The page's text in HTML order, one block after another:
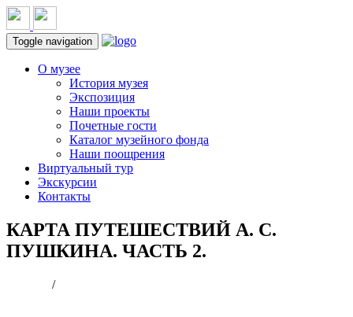
Toggle navigation
О музее
История музея
Экспозиция
Наши проекты
Почетные гости
Каталог музейного фонда
Наши поощрения
Виртуальный тур
Экскурсии
Контакты
КАРТА ПУТЕШЕСТВИЙ А. С.
ПУШКИНА. ЧАСТЬ 2.
/